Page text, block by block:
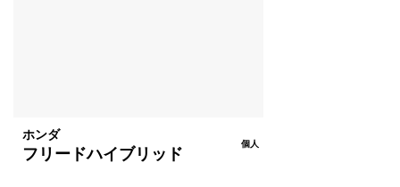
ホンダ
フリードハイブリッド
個人